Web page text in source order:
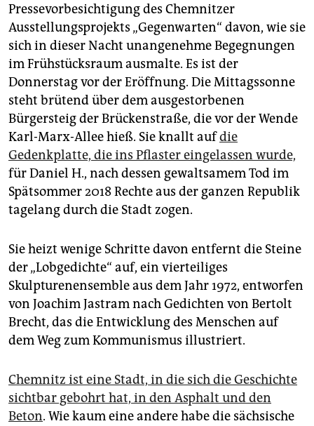
Pressevorbesichtigung des Chemnitzer
Ausstellungsprojekts „Gegenwarten“ davon, wie sie
sich in dieser Nacht unangenehme Begegnungen
im Frühstücksraum ausmalte. Es ist der
Donnerstag vor der Eröffnung. Die Mittagssonne
steht brütend über dem ausgestorbenen
Bürgersteig der Brückenstraße, die vor der Wende
Karl-Marx-Allee hieß. Sie knallt aufdie
Gedenkplatte, die ins Pflaster eingelassen wurde,
für Daniel H., nach dessen gewaltsamem Tod im
Spätsommer 2018 Rechte aus der ganzen Republik
tagelang durch die Stadt zogen.
Sie heizt wenige Schritte davon entfernt die Steine
der „Lobgedichte“ auf, ein vierteiliges
Skulpturenensemble aus dem Jahr 1972, entworfen
von Joachim Jastram nach Gedichten von Bertolt
Brecht, das die Entwicklung des Menschen auf
dem Weg zum Kommunismus illustriert.
Chemnitz ist eine Stadt, in die sich die Geschichte
sichtbar gebohrt hat, in den Asphalt und den
Beton. Wie kaum eine andere habe die sächsische